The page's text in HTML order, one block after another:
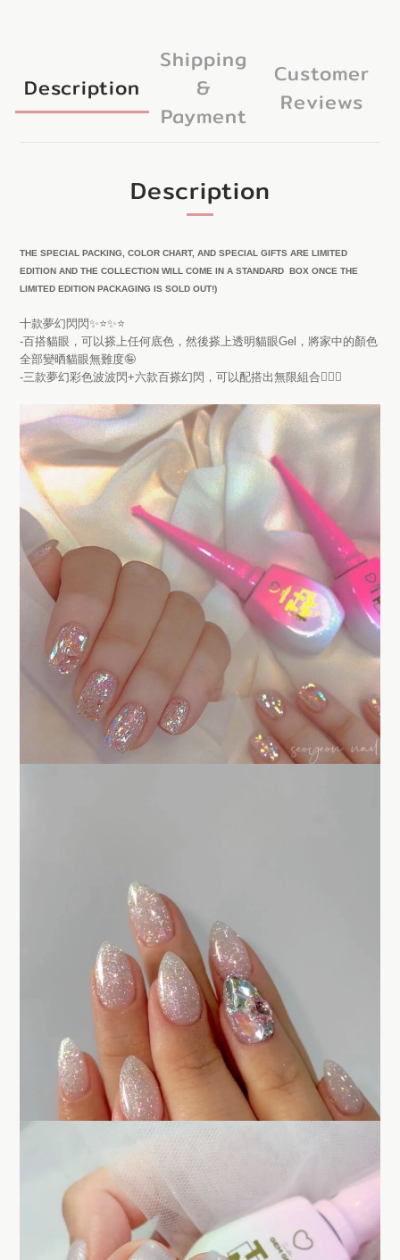
Description
Shipping
&
Payment
Customer
Reviews
Description
THE SPECIAL PACKING, COLOR CHART, AND SPECIAL GIFTS ARE LIMITED
EDITION AND THE COLLECTION WILL COME IN A STANDARD BOX ONCE THE
LIMITED EDITION PACKAGING IS SOLD OUT!)
十款夢幻閃閃✨⭐️✨⭐️
-百搭貓眼，可以搽上任何底色，然後搽上透明貓眼Gel，將家中的顏色
全部變晒貓眼無難度🤪
-三款夢幻彩色波波閃+六款百搽幻閃，可以配搭出無限組合🧝🏻‍♀️